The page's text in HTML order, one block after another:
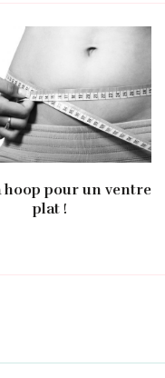
hoop pour un ventre
plat !